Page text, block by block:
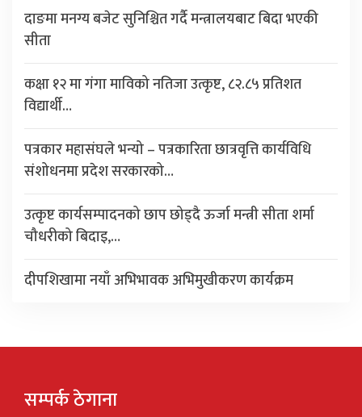
दाङमा मनग्य बजेट सुनिश्चित गर्दै मन्त्रालयबाट बिदा भएकी
सीता
कक्षा १२ मा गंगा माविको नतिजा उत्कृष्ट, ८२.८५ प्रतिशत
विद्यार्थी…
पत्रकार महासंघले भन्यो – पत्रकारिता छात्रवृत्ति कार्यविधि
संशोधनमा प्रदेश सरकारको…
उत्कृष्ट कार्यसम्पादनको छाप छोड्दै ऊर्जा मन्त्री सीता शर्मा
चौधरीको बिदाइ,…
दीपशिखामा नयाँ अभिभावक अभिमुखीकरण कार्यक्रम
सम्पर्क ठेगाना